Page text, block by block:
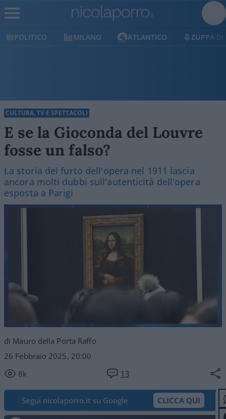
MILANO ATLANTICO ZUPPA DI PORRO
CULTURA, TV E SPETTACOLI
E se la Gioconda del Louvre
fosse un falso?
La storia del furto dell'opera nel 1911 lascia
ancora molti dubbi sull'autenticità dell'opera
esposta a Parigi
di Mauro della Porta Raffo
26 Febbraio 2025, 20:00
8k
13
Segui nicolaporro.it su Google CLICCA QUI